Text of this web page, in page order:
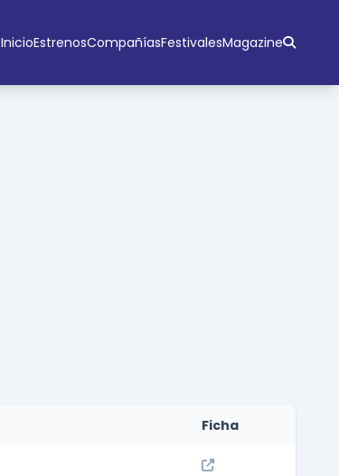
InicioEstrenosCompañíasFestivalesMagazine
Ficha